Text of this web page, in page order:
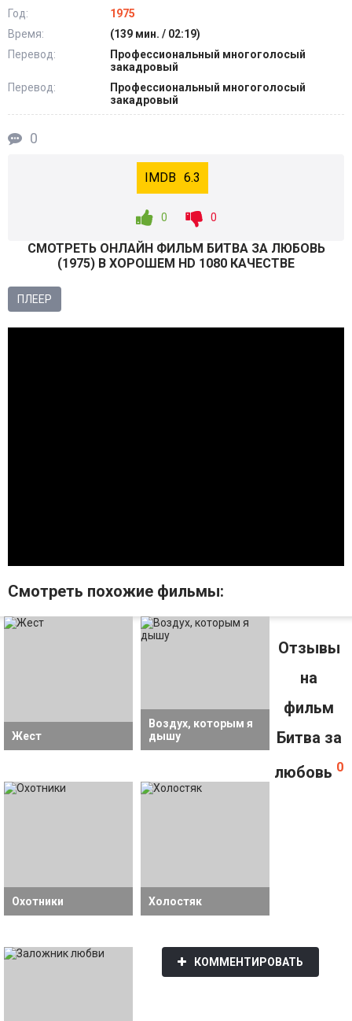
Год:
1975
Время:
(139 мин. / 02:19)
Перевод:
Профессиональный многоголосый
закадровый
Перевод:
Профессиональный многоголосый
закадровый
0
6.3
0 0
СМОТРEТЬ ОНЛАЙН ФИЛЬМ БИТВА ЗА ЛЮБОВЬ
(1975) В ХОРОШЕМ HD 1080 КАЧЕСТВЕ
ПЛЕЕР
Смотрeть похожие фильмы:
Жест
Воздух, которым я
дышу
Охотники Холостяк
Отзывы
на
фильм
Битва за
любовь 0
КОММЕНТИРОВАТЬ